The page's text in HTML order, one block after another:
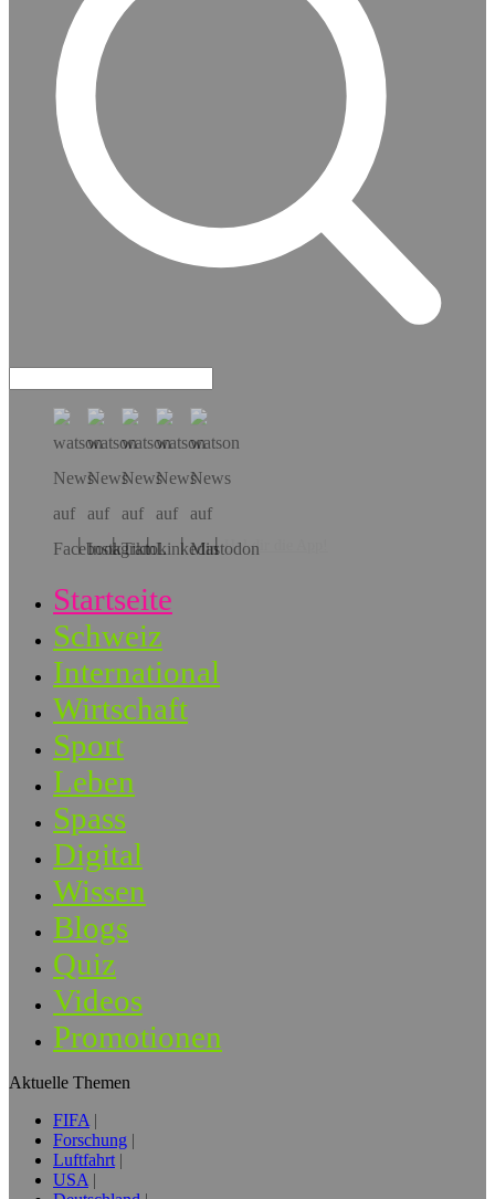
Hol dir die App!
Startseite
Schweiz
International
Wirtschaft
Sport
Leben
Spass
Digital
Wissen
Blogs
Quiz
Videos
Promotionen
Aktuelle Themen
FIFA
Forschung
Luftfahrt
USA